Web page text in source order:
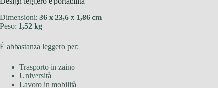
Dimensioni: 36 x 23,6 x 1,86 cm
Peso: 1,52 kg
È abbastanza leggero per:
Trasporto in zaino
Università
Lavoro in mobilità